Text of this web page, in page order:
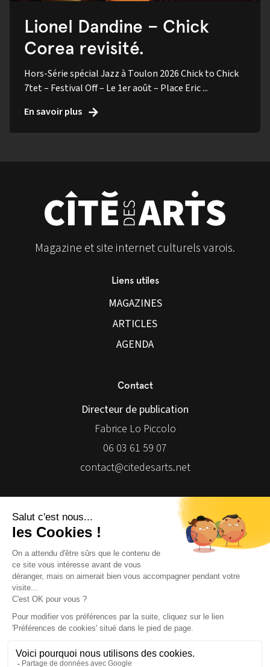
Lionel Dandine – Chick
Corea revisité.
Hors-Série spécial Jazz à Toulon 2026 Chick to Chick
7tet – Festival Off – Le 1er août – Place Eric ...
En savoir plus
Magazine et site internet culturels varois.
Liens utiles
MAGAZINES
ARTICLES
AGENDA
Contact
Directeur de publication
Fabrice Lo Piccolo
06 03 61 59 07
contact@citedesarts.net